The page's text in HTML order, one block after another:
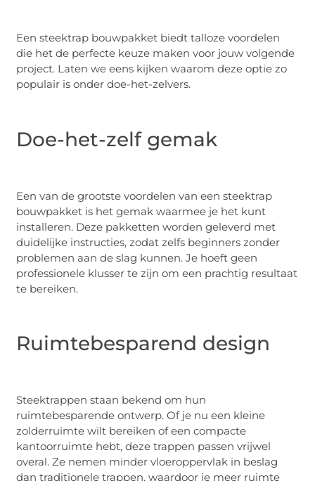
Een steektrap bouwpakket biedt talloze voordelen
die het de perfecte keuze maken voor jouw volgende
project. Laten we eens kijken waarom deze optie zo
populair is onder doe-het-zelvers.
Doe-het-zelf gemak
Een van de grootste voordelen van een steektrap
bouwpakket is het gemak waarmee je het kunt
installeren. Deze pakketten worden geleverd met
duidelijke instructies, zodat zelfs beginners zonder
problemen aan de slag kunnen. Je hoeft geen
professionele klusser te zijn om een prachtig resultaat
te bereiken.
Ruimtebesparend design
Steektrappen staan bekend om hun
ruimtebesparende ontwerp. Of je nu een kleine
zolderruimte wilt bereiken of een compacte
kantoorruimte hebt, deze trappen passen vrijwel
overal. Ze nemen minder vloeroppervlak in beslag
dan traditionele trappen, waardoor je meer ruimte